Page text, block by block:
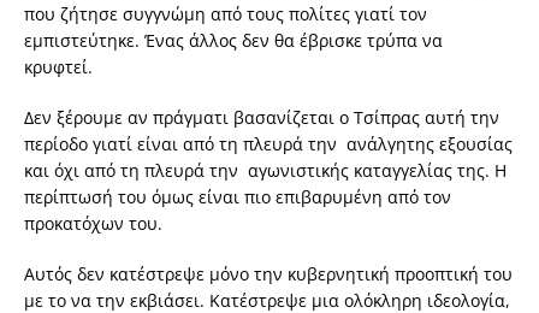
που ζήτησε συγγνώμη από τους πολίτες γιατί τον
εμπιστεύτηκε. Ένας άλλος δεν θα έβρισκε τρύπα να
κρυφτεί.
Δεν ξέρουμε αν πράγματι βασανίζεται ο Τσίπρας αυτή την
περίοδο γιατί είναι από τη πλευρά την ανάλγητης εξουσίας
και όχι από τη πλευρά την αγωνιστικής καταγγελίας της. Η
περίπτωσή του όμως είναι πιο επιβαρυμένη από τον
προκατόχων του.
Αυτός δεν κατέστρεψε μόνο την κυβερνητική προοπτική του
με το να την εκβιάσει. Κατέστρεψε μια ολόκληρη ιδεολογία,